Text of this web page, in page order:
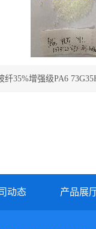
纤35%增强级PA6
动态 产品展